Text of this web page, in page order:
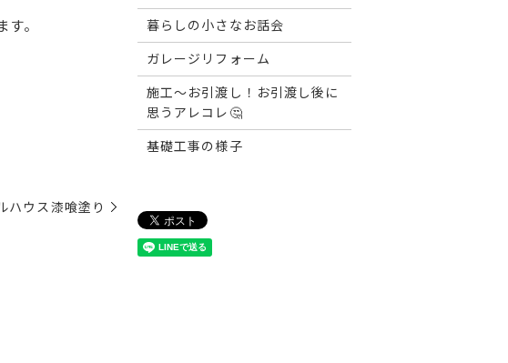
。
ハウス漆喰塗り
暮らしの小さなお話会
ガレージリフォーム
施工～お引渡し！お引渡し後に
思うアレコレ🤔
基礎工事の様子